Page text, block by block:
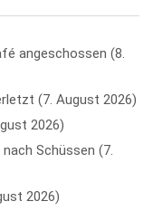
angeschossen 8.
7. August 2026
2026
Schüssen
7.
2026